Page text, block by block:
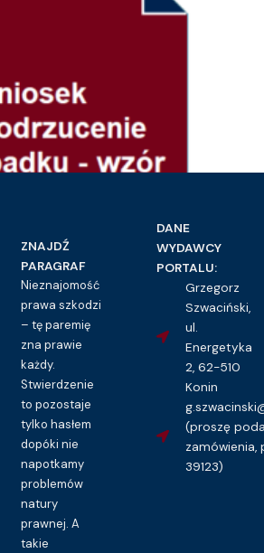
Prawo cywilne
o odrzucenie spadku – wzór
16.00zł
dostęp do wzoru pisma
ZNAJDŹ
PARAGRAF
Nieznajomość
prawa szkodzi
– tę paremię
zna prawie
każdy.
Stwierdzenie
to pozostaje
tylko hasłem
dopóki nie
napotkamy
problemów
natury
prawnej. A
takie
DANE
WYDAWCY
PORTALU:
Grzegorz
Szwaciński,
ul.
Energetyka
2, 62-510
Konin
(proszę
zamówienia,
39123)